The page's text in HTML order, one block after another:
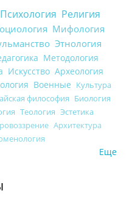
Психология Религия
Мифология
Этнология
Методология
Искусство Археология
Военные Культура
философия Биология
Теология Эстетика
Архитектура
Еще